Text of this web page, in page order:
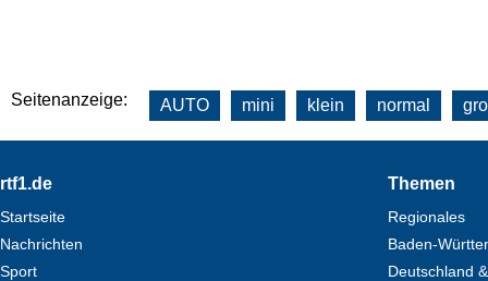
Seitenanzeige: AUTO mini klein normal
Footer
rtf1.de
Startseite
Nachrichten
Sport
Themen
Regionales
Baden-
Deutschland